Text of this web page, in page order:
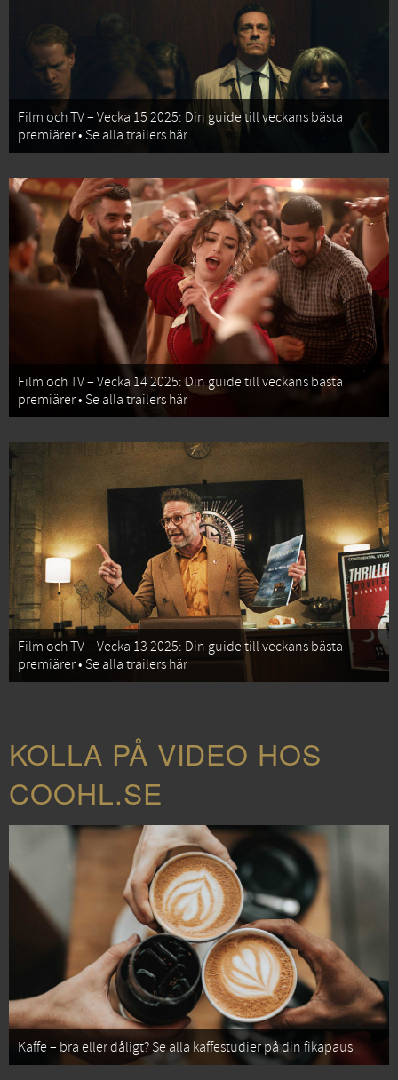
Film och TV – Vecka 15 2025: Din guide till veckans bästa
premiärer • Se alla trailers här
Film och TV – Vecka 14 2025: Din guide till veckans bästa
premiärer • Se alla trailers här
Film och TV – Vecka 13 2025: Din guide till veckans bästa
premiärer • Se alla trailers här
KOLLA PÅ VIDEO HOS
COOHL.SE
Kaffe – bra eller dåligt? Se alla kaffestudier på din fikapaus